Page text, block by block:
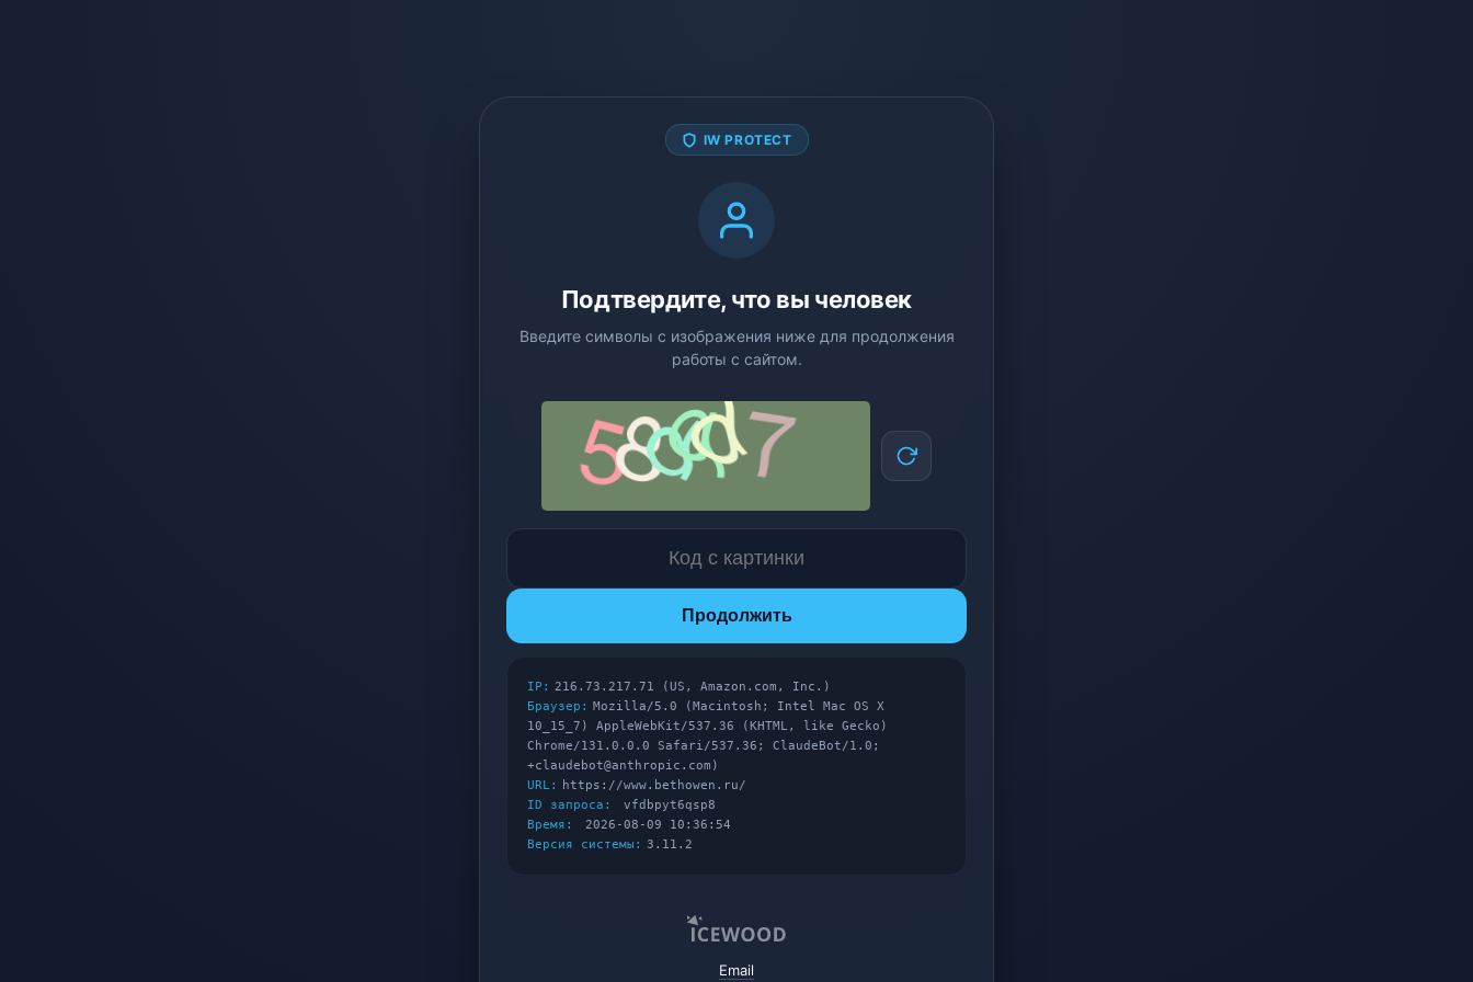
IW PROTECT
Подтвердите, что вы человек
Введите символы с изображения ниже для продолжения
работы с сайтом.
Продолжить
IP: 216.73.217.71 (US, Amazon.com, Inc.)
Браузер: Mozilla/5.0 (Macintosh; Intel Mac OS X
10_15_7) AppleWebKit/537.36 (KHTML, like Gecko)
Chrome/131.0.0.0 Safari/537.36; ClaudeBot/1.0;
+claudebot@anthropic.com)
URL:
https://www.bethowen.ru/
ID запроса:
vfdbpyt6qsp8
Время:
2026-08-09 10:36:54
Версия системы: 3.11.2
Email